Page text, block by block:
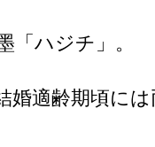
ハジチ」。
適齢期頃に